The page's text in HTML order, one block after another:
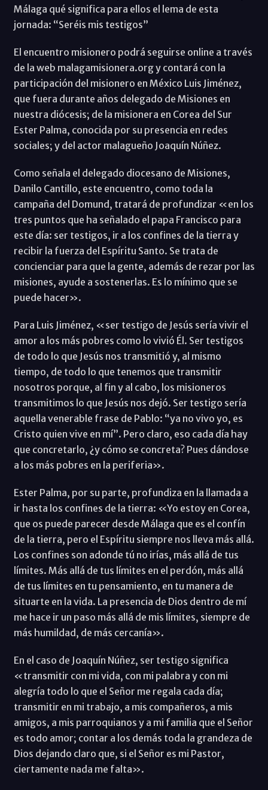
Málaga qué significa para ellos el lema de esta
jornada: “Seréis mis testigos”
El encuentro misionero podrá seguirse online a través
de la web malagamisionera.org y contará con la
participación del misionero en México Luis Jiménez,
que fuera durante años delegado de Misiones en
nuestra diócesis; de la misionera en Corea del Sur
Ester Palma, conocida por su presencia en redes
sociales; y del actor malagueño Joaquín Núñez.
Como señala el delegado diocesano de Misiones,
Danilo Cantillo, este encuentro, como toda la
campaña del Domund, tratará de profundizar «en los
tres puntos que ha señalado el papa Francisco para
este día: ser testigos, ir a los confines de la tierra y
recibir la fuerza del Espíritu Santo. Se trata de
concienciar para que la gente, además de rezar por las
misiones, ayude a sostenerlas. Es lo mínimo que se
puede hacer».
Para Luis Jiménez, «ser testigo de Jesús sería vivir el
amor a los más pobres como lo vivió Él. Ser testigos
de todo lo que Jesús nos transmitió y, al mismo
tiempo, de todo lo que tenemos que transmitir
nosotros porque, al fin y al cabo, los misioneros
transmitimos lo que Jesús nos dejó. Ser testigo sería
aquella venerable frase de Pablo: “ya no vivo yo, es
Cristo quien vive en mí”. Pero claro, eso cada día hay
que concretarlo, ¿y cómo se concreta? Pues dándose
a los más pobres en la periferia».
Ester Palma, por su parte, profundiza en la llamada a
ir hasta los confines de la tierra: «Yo estoy en Corea,
que os puede parecer desde Málaga que es el confín
de la tierra, pero el Espíritu siempre nos lleva más allá.
Los confines son adonde tú no irías, más allá de tus
límites. Más allá de tus límites en el perdón, más allá
de tus límites en tu pensamiento, en tu manera de
situarte en la vida. La presencia de Dios dentro de mí
me hace ir un paso más allá de mis límites, siempre de
más humildad, de más cercanía».
En el caso de Joaquín Núñez, ser testigo significa
«transmitir con mi vida, con mi palabra y con mi
alegría todo lo que el Señor me regala cada día;
transmitir en mi trabajo, a mis compañeros, a mis
amigos, a mis parroquianos y a mi familia que el Señor
es todo amor; contar a los demás toda la grandeza de
Dios dejando claro que, si el Señor es mi Pastor,
ciertamente nada me falta».